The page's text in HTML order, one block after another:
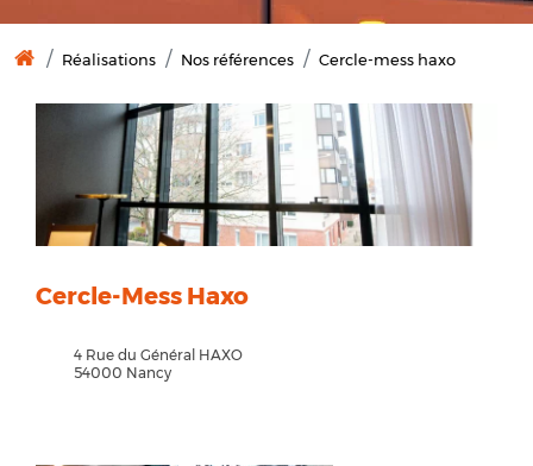
Réalisations Nos références Cercle-mess haxo
Cercle-Mess Haxo
4 Rue du Général HAXO
54000 Nancy